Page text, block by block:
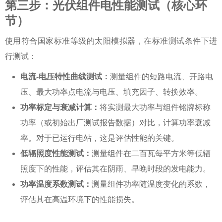
第三步：光伏组件电性能测试（核心环
节）
使用符合国家标准等级的太阳模拟器，在标准测试条件下进
行测试：
电流-电压特性曲线测试：测量组件的短路电流、开路电
压、最大功率点电流与电压、填充因子、转换效率。
功率标定与衰减计算：将实测最大功率与组件铭牌标称
功率（或初始出厂测试报告数据）对比，计算功率衰减
率。对于已运行电站，这是评估性能的关键。
低辐照度性能测试：测量组件在二百瓦每平方米等低辐
照度下的性能，评估其在阴雨、早晚时段的发电能力。
功率温度系数测试：测量组件功率随温度变化的系数，
评估其在高温环境下的性能损失。